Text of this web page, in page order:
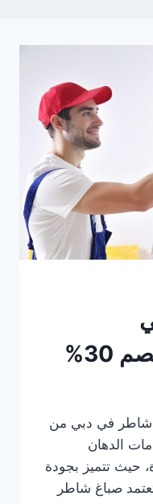
شاطر في دبي من
الدهان
حيث تتميز بجودة
تعتمد صباغ شاطر